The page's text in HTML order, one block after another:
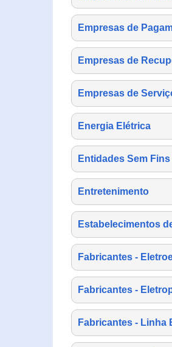
Empresas de
Empresas de
Empresas de
Energia Elétrica
Entidades Sem
Entretenimento
Estabelecimentos
Fabricantes -
Fabricantes -
Fabricantes - Linha